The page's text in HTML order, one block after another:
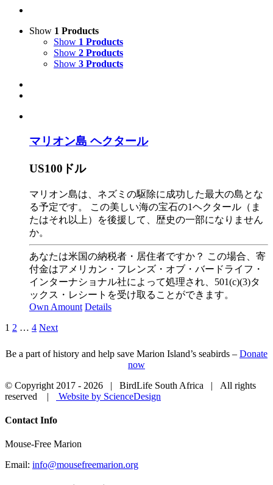
Show 1 Products
Show 1 Products
Show 2 Products
Show 3 Products
マリオン島 ヘクタール
US100ドル
マリオン島は、ネズミの駆除に成功した最大の島とな
る予定です。 この美しい海の宝石の1ヘクタール（ま
たはそれ以上）を後援して、歴史の一部になりません
か。
あなたは米国の納税者・居住者ですか？ この場合、寄
付金はアメリカン・フレンズ・オブ・バードライフ・
インターナショナル社によって処理され、501(c)(3)タ
ックス・レシートを受け取ることができます。
Own Amount Details
1 2 … 4 Next
Be a part of history and help save Marion Island’s seabirds – Donate
now
© Copyright 2017 - 2026 | BirdLife South Africa | All rights
reserved |
Website by ScienceDesign
Close
Bar
Contact Info
Mouse-Free Marion
Email: info@mousefreemarion.org